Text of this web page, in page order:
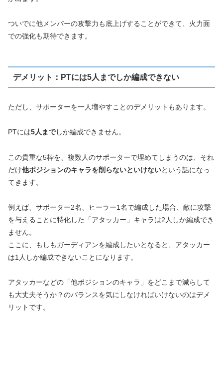
ついでに他メンバーの攻撃力も底上げすることができて、火力面
での強化も期待できます。
デメリット：PTには5人までしか編成できない
ただし、サポーターを一人増やすことのデメリットもあります。
PTには5人までしか編成できません。
この貴重な5枠を、複数人のサポーターで埋めてしまうのは、それ
だけ他ポジションのキャラを削らないといけないという話になっ
てきます。
例えば、サポーター2名、ヒーラー1名で編成した場合、敵に攻撃
を与えることに特化した「アタッカー」キャラは2人しか編成でき
ません。
ここに、もしもガーディアンを編成したいとなると、アタッカー
は1人しか編成できないことになります。
アタッカーなどの「他ポジションのキャラ」をどこまで減らして
も大丈夫そうか？のバランスを気にしなければいけないのはデメ
リットです。